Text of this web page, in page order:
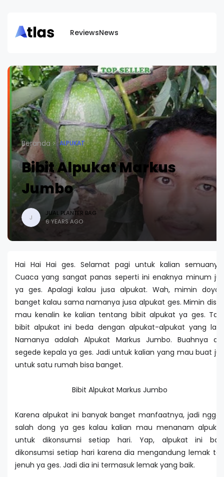
ReviewsNews
Beranda ALPUKAT
Bibit Alpukat Markus
Jumbo
J
JUAL PLANTER BAG
6 YEARS AGO
Hai Hai Hai ges. Selamat pagi untuk kalian semuanya.
Cuaca yang sangat panas seperti ini enaknya minum jus
ya ges. Apalagi kalau jusa alpukat. Wah, mimin doyan
banget kalau sama namanya jusa alpukat ges. Mimin disini
mau kenalin ke kalian tentang bibit alpukat ya ges. Tapi
bibit alpukat ini beda dengan alpukat-alpukat yang lain.
Namanya adalah Alpukat Markus Jumbo. Buahnya aja
segede kepala ya ges. Jadi untuk kalian yang mau buat jus
untuk satu rumah bisa banget.
Bibit Alpukat Markus Jumbo
Karena alpukat ini banyak banget manfaatnya, jadi nggak
salah dong ya ges kalau kalian mau menanam alpukat
untuk dikonsumsi setiap hari. Yap, alpukat ini baik
dikonsumsi setiap hari karena dia mengandung lemak tak
jenuh ya ges. Jadi dia ini termasuk lemak yang baik.